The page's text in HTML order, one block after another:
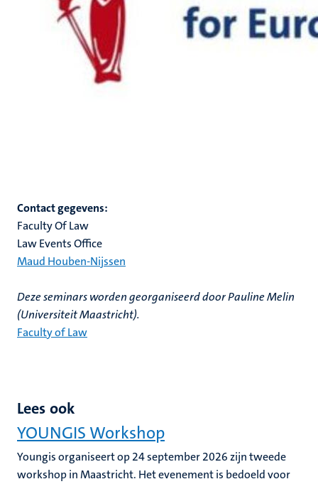
Contact gegevens:
Faculty Of Law
Law Events Office
Maud Houben-Nijssen
Deze seminars worden georganiseerd door Pauline Melin
(Universiteit Maastricht).
Faculty of Law
Lees ook
YOUNGIS Workshop
Youngis organiseert op 24 september 2026 zijn tweede
workshop in Maastricht. Het evenement is bedoeld voor